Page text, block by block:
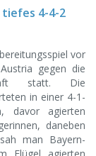
4-4-2
vor
gegen die
statt. Die
in einer 4-1-
davor agierten
daneben
man Bayern-
Flügel agierten